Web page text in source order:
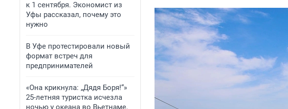
к 1 сентября. Экономист из
Уфы рассказал, почему это
нужно
В Уфе протестировали новый
формат встреч для
предпринимателей
«Она крикнула: „Дядя Боря!“»
25-летняя туристка исчезла
ночью у океана во Вьетнаме.